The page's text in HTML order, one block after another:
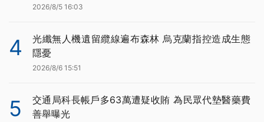
2026/8/5 16:03
4
光纖無人機遺留纜線遍布森林 烏克蘭指控造成生態
隱憂
2026/8/6 15:51
5
交通局科長帳戶多63萬遭疑收賄 為民眾代墊醫藥費
善舉曝光